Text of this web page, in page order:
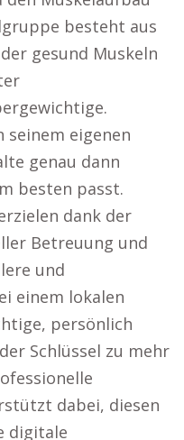
besteht aus
gesund Muskeln
seinem eigenen
genau dann
besten passt.
dank der
Betreuung und
und
einem lokalen
persönlich
Schlüssel zu mehr
dabei, diesen
digitale